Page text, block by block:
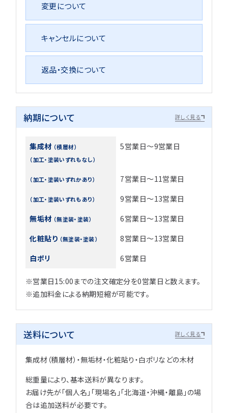
変更について
キャンセルについて
返品・交換について
納期について 詳しく見る
集成材 （積層材）
（加工・塗装いずれもなし）
5営業日～9営業日
（加工・塗装いずれかあり） 7営業日～11営業日
（加工・塗装いずれもあり）
9営業日～13営業日
無垢材 （無塗装・塗装）
6営業日～13営業日
化粧貼り （無塗装・塗装）
8営業日～13営業日
白ポリ
6営業日
※営業日15:00までの注文確定分を0営業日と数えます。
※追加料金による納期短縮が可能です。
送料について 詳しく見る
集成材（積層材）・無垢材・化粧貼り・白ポリなどの木材
総重量により、基本送料が異なります。
お届け先が「個人名」「現場名」「北海道・沖縄・離島」の場
合は追加送料が必要です。